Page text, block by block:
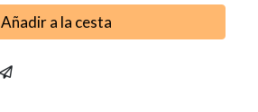
Añadir a la cesta